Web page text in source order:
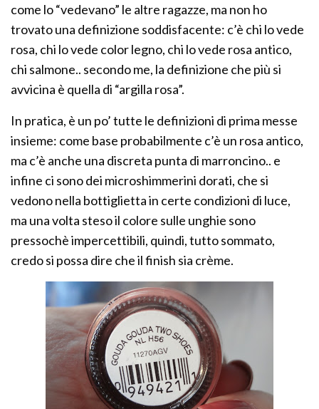
come lo “vedevano” le altre ragazze, ma non ho
trovato una definizione soddisfacente: c’è chi lo vede
rosa, chi lo vede color legno, chi lo vede rosa antico,
chi salmone.. secondo me, la definizione che più si
avvicina è quella di “argilla rosa”.
In pratica, è un po’ tutte le definizioni di prima messe
insieme: come base probabilmente c’è un rosa antico,
ma c’è anche una discreta punta di marroncino.. e
infine ci sono dei microshimmerini dorati, che si
vedono nella bottiglietta in certe condizioni di luce,
ma una volta steso il colore sulle unghie sono
pressochè impercettibili, quindi, tutto sommato,
credo si possa dire che il finish sia crème.